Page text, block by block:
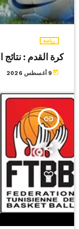
رياضة
كرة القدم : نتائج
today 9 أغسطس 2026
insert_link